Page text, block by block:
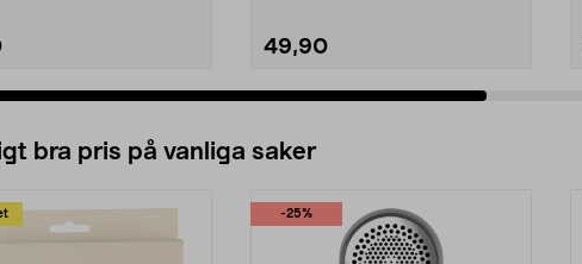
49,90
bra pris på vanliga saker
-25%